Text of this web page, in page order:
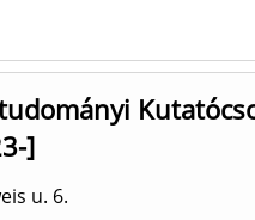
]
u. 6.